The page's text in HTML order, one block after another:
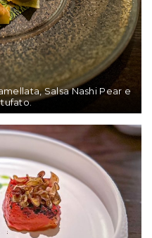
Salsa Nashi Pear e